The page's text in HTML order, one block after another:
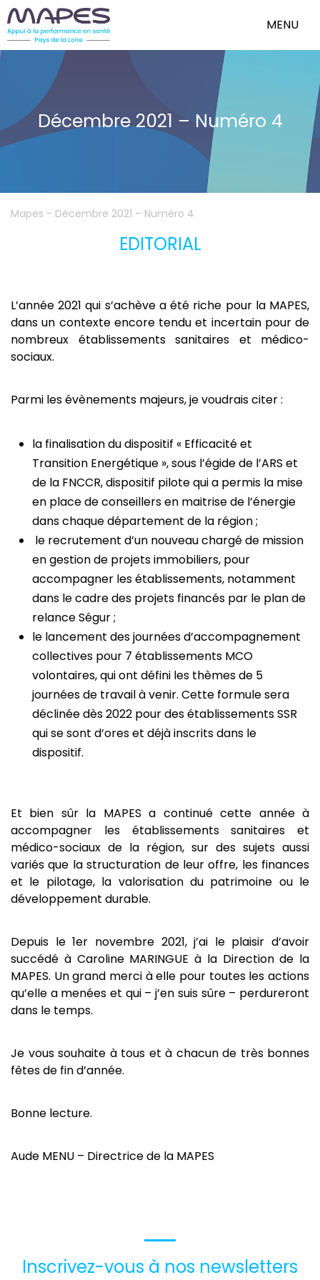
MENU
Décembre 2021 – Numéro 4
Mapes - Décembre 2021 – Numéro 4
EDITORIAL
L’année 2021 qui s’achève a été riche pour la MAPES,
dans un contexte encore tendu et incertain pour de
nombreux établissements sanitaires et médico-
sociaux.
Parmi les évènements majeurs, je voudrais citer :
la finalisation du dispositif « Efficacité et
Transition Energétique », sous l’égide de l’ARS et
de la FNCCR, dispositif pilote qui a permis la mise
en place de conseillers en maitrise de l’énergie
dans chaque département de la région ;
le recrutement d’un nouveau chargé de mission
en gestion de projets immobiliers, pour
accompagner les établissements, notamment
dans le cadre des projets financés par le plan de
relance Ségur ;
le lancement des journées d’accompagnement
collectives pour 7 établissements MCO
volontaires, qui ont défini les thèmes de 5
journées de travail à venir. Cette formule sera
déclinée dès 2022 pour des établissements SSR
qui se sont d’ores et déjà inscrits dans le
dispositif.
Et bien sûr la MAPES a continué cette année à
accompagner les établissements sanitaires et
médico-sociaux de la région, sur des sujets aussi
variés que la structuration de leur offre, les finances
et le pilotage, la valorisation du patrimoine ou le
développement durable.
Depuis le 1er novembre 2021, j’ai le plaisir d’avoir
succédé à Caroline MARINGUE à la Direction de la
MAPES. Un grand merci à elle pour toutes les actions
qu’elle a menées et qui – j’en suis sûre – perdureront
dans le temps.
Je vous souhaite à tous et à chacun de très bonnes
fêtes de fin d’année.
Bonne lecture.
Aude MENU – Directrice de la MAPES
Inscrivez-vous à nos newsletters